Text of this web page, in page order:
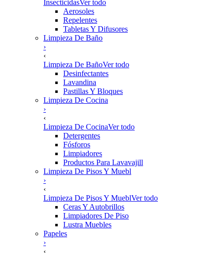
InsecticidasVer todo
Aerosoles
Repelentes
Tabletas Y Difusores
Limpieza De Baño
›
‹
Limpieza De BañoVer todo
Desinfectantes
Lavandina
Pastillas Y Bloques
Limpieza De Cocina
›
‹
Limpieza De CocinaVer todo
Detergentes
Fósforos
Limpiadores
Productos Para Lavavajill
Limpieza De Pisos Y Muebl
›
‹
Limpieza De Pisos Y MueblVer todo
Ceras Y Autobrillos
Limpiadores De Piso
Lustra Muebles
Papeles
›
‹